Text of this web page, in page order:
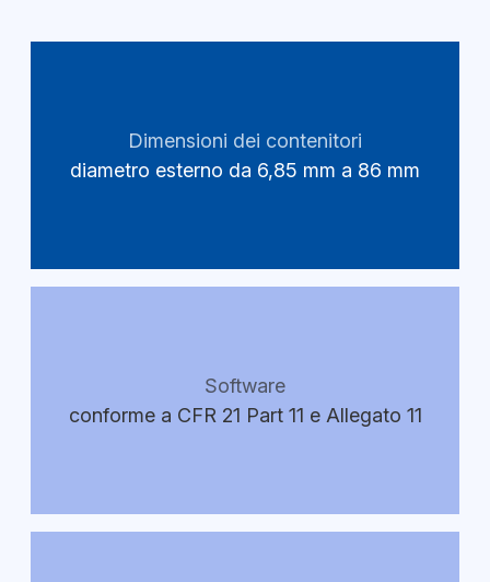
Dimensioni dei contenitori
diametro esterno da 6,85 mm a 86 mm
Software
conforme a CFR 21 Part 11 e Allegato 11